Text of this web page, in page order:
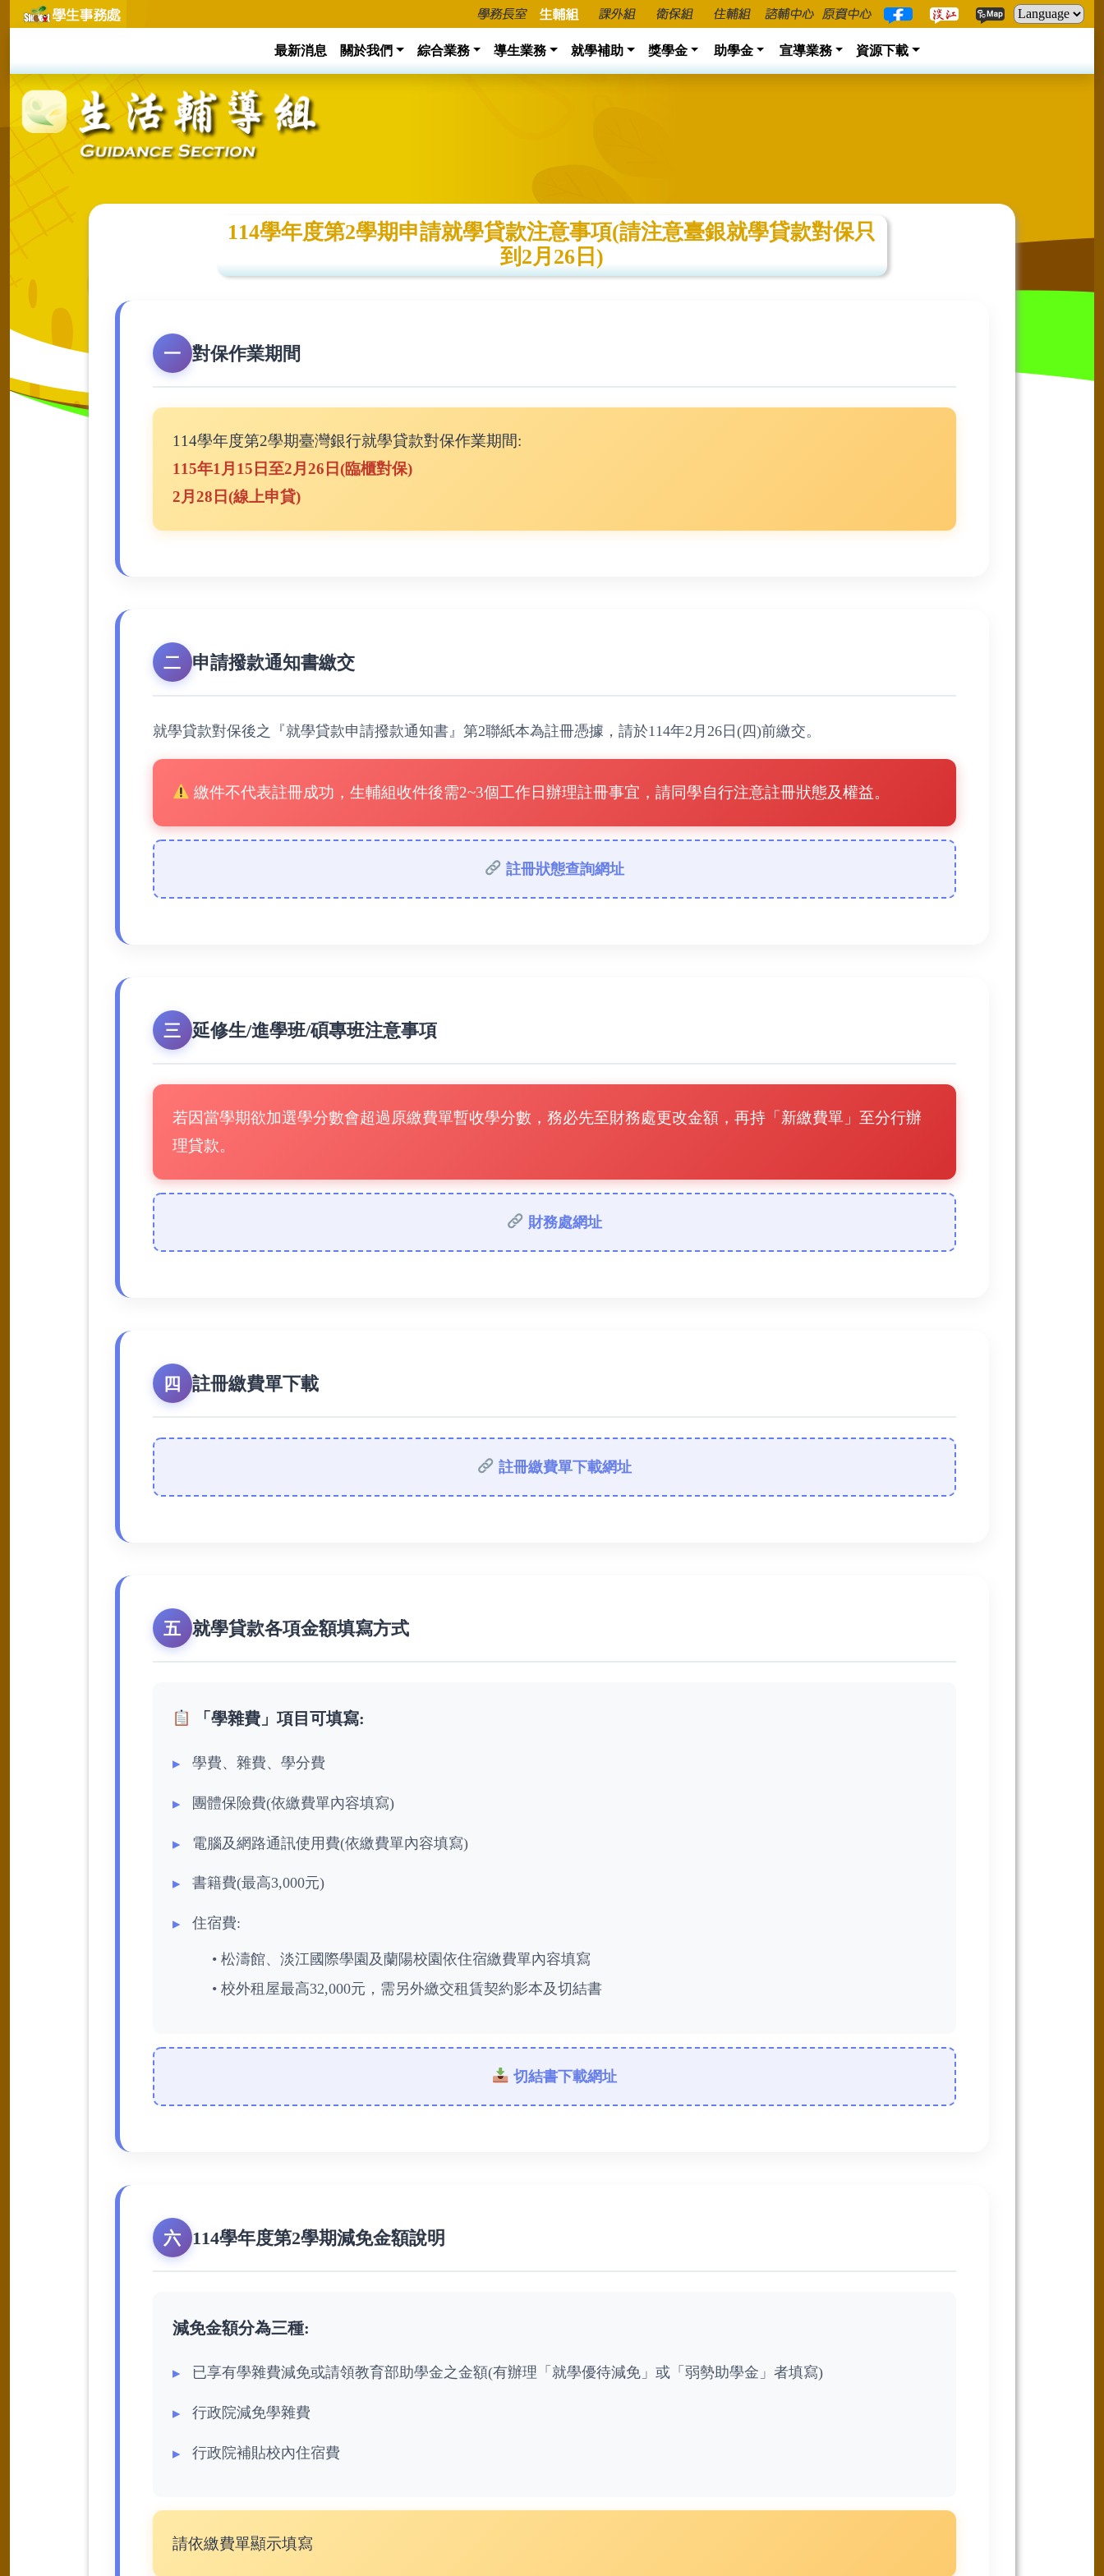
最新消息 關於我們 綜合業務 導生業務 就學補助 獎學金 助學金 宣導業務 資源下載
114學年度第2學期申請就學貸款注意事項(請注意臺銀就學貸款對保只
到2月26日)
一 對保作業期間
114學年度第2學期臺灣銀行就學貸款對保作業期間:
115年1月15日至2月26日(臨櫃對保)
2月28日(線上申貸)
二 申請撥款通知書繳交
就學貸款對保後之『就學貸款申請撥款通知書』第2聯紙本為註冊憑據，請於114年2月26日(四)前繳交。
繳件不代表註冊成功，生輔組收件後需2~3個工作日辦理註冊事宜，請同學自行注意註冊狀態及權益。
註冊狀態查詢網址
三 延修生/進學班/碩專班注意事項
若因當學期欲加選學分數會超過原繳費單暫收學分數，務必先至財務處更改金額，再持「新繳費單」至分行辦
理貸款。
財務處網址
四 註冊繳費單下載
註冊繳費單下載網址
五 就學貸款各項金額填寫方式
「學雜費」項目可填寫:
學費、雜費、學分費
團體保險費(依繳費單內容填寫)
電腦及網路通訊使用費(依繳費單內容填寫)
書籍費(最高3,000元)
住宿費:
• 松濤館、淡江國際學園及蘭陽校園依住宿繳費單內容填寫
• 校外租屋最高32,000元，需另外繳交租賃契約影本及切結書
切結書下載網址
六 114學年度第2學期減免金額說明
減免金額分為三種:
已享有學雜費減免或請領教育部助學金之金額(有辦理「就學優待減免」或「弱勢助學金」者填寫)
行政院減免學雜費
行政院補貼校內住宿費
請依繳費單顯示填寫